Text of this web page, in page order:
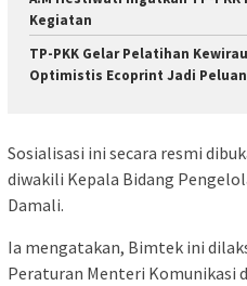
Kegiatan
TP-PKK Gelar Pelatihan
Optimistis Ecoprint Jadi
Sosialisasi ini secara resmi
diwakili Kepala Bidang
Damali.
Ia mengatakan, Bimtek ini
Peraturan Menteri Komunikasi